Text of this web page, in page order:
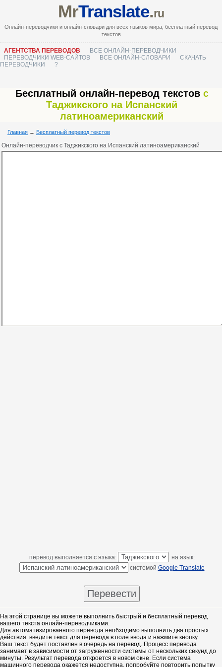
MrTranslate.ru
Онлайн-переводчики и онлайн-словари для всех языков мира, бесплатный перевод
текстов
АГЕНТСТВА ПЕРЕВОДОВ
ВСЕ ОНЛАЙН-ПЕРЕВОДЧИКИ
ПЕРЕВОДЧИКИ WEB-САЙТОВ
ВСЕ ОНЛАЙН-СЛОВАРИ
СКАЧАТЬ
ПЕРЕВОДЧИКИ
?
Бесплатный онлайн-перевод текстов с
Таджикского на Испанский
латиноамериканский
Главная → Бесплатный перевод текстов
Онлайн-переводчик с Таджикского на Испанский латиноамериканский
перевод выполняется с языка:
на язык:
системой Google Translate
На этой странице вы можете выполнить быстрый и бесплатный перевод
вашего текста онлайн-переводчиками.
Для автоматизированного перевода необходимо выполнить два простых
действия: введите текст для перевода в поле ввода и нажмите кнопку.
Ваш текст будет поставлен в очередь на перевод. Процесс перевода
занимает в зависимости от загруженности системы от нескольких секунд до
минуты. Результат перевода откроется в новом окне. Если система
машинного перевода окажется недоступна, попробуйте повторить попытку